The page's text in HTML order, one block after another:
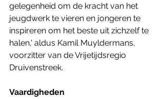
gelegenheid om de kracht van het
jeugdwerk te vieren en jongeren te
inspireren om het beste uit zichzelf te
halen,' aldus Kamil Muyldermans,
voorzitter van de Vrijetijdsregio
Druivenstreek.
Vaardigheden